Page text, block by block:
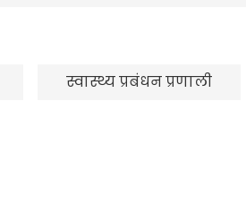
स्वास्थ्य प्रबंधन प्रणाली